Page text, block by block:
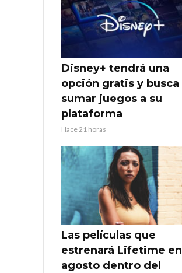
Disney+ tendrá una
opción gratis y busca
sumar juegos a su
plataforma
Hace 21 horas
Las películas que
estrenará Lifetime en
agosto dentro del